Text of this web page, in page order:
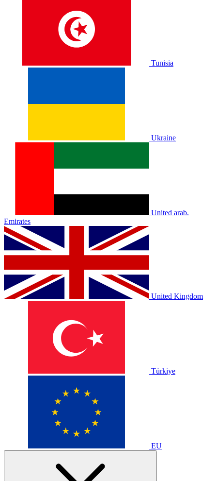
Tunisia
Ukraine
United arab.
Emirates
United Kingdom
Türkiye
EU